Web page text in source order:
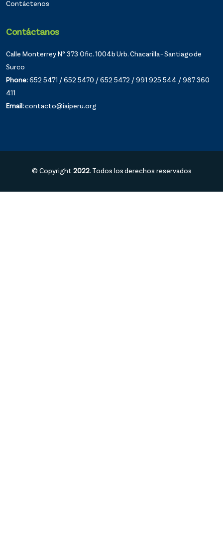
Contáctenos
Contáctanos
Calle Monterrey N° 373 Ofic. 1004b Urb. Chacarilla – Santiago de
Surco
Phone: 652 5471 / 652 5470 / 652 5472 / 991 925 544 / 987 360
411
Email:contacto@iaiperu.org
© Copyright 2022. Todos los derechos reservados